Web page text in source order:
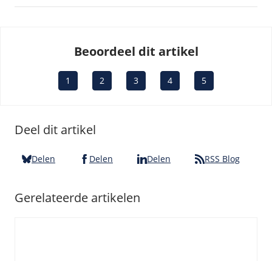
Beoordeel dit artikel
1 2 3 4 5
Deel dit artikel
Delen Delen Delen RSS Blog
Gerelateerde artikelen